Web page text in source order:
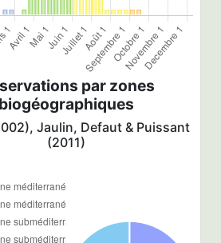
par zones
biogéographiques
Jaulin, Defaut & Puissant
(2011)